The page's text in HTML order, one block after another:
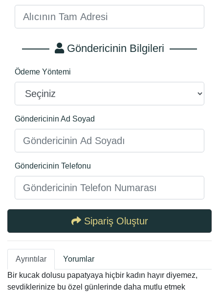
Göndericinin Bilgileri
Ödeme Yöntemi
Göndericinin Ad Soyad
Göndericinin Telefonu
Sipariş Oluştur
Ayrıntılar
Yorumlar
Bir kucak dolusu papatyaya hiçbir kadın hayır diyemez,
sevdiklerinize bu özel günlerinde daha mutlu etmek